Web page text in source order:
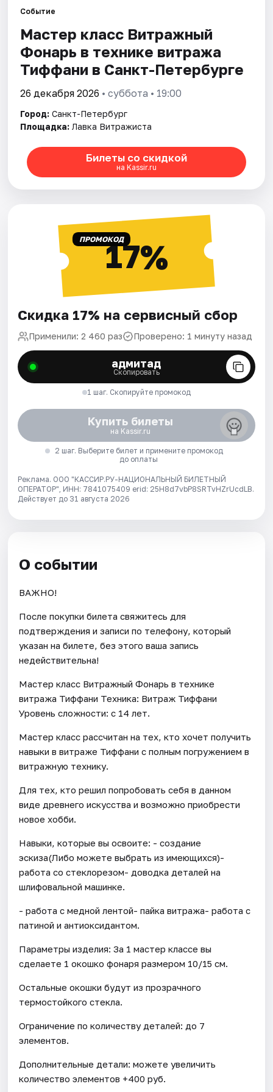
Города
Площадки
Артисты
Рейтинги
Событие
Мастер класс Витражный
Фонарь в технике витража
Тиффани в Санкт-Петербурге
26 декабря 2026 • суббота • 19:00
Город: Санкт-Петербург
Площадка: Лавка Витражиста
Билеты со скидкой
на Kassir.ru
ПРОМОКОД17%
Скидка 17% на сервисный сбор
Применили: 2 460 раз Проверено: 1 минуту назад
адмитад
Скопировать
1 шаг. Скопируйте промокод
Купить билеты
на Kassir.ru
2 шаг. Выберите билет и примените промокод
до оплаты
Реклама. ООО "КАССИР.РУ-НАЦИОНАЛЬНЫЙ БИЛЕТНЫЙ
ОПЕРАТОР", ИНН: 7841075409 erid: 25H8d7vbP8SRTvHZrUcdLB.
Действует до 31 августа 2026
О событии
ВАЖНО!
После покупки билета свяжитесь для
подтверждения и записи по телефону, который
указан на билете, без этого ваша запись
недействительна!
Мастер класс Витражный Фонарь в технике
витража Тиффани Техника: Витраж Тиффани
Уровень сложности: с 14 лет.
Мастер класс рассчитан на тех, кто хочет получить
навыки в витраже Тиффани с полным погружением в
витражную технику.
Для тех, кто решил попробовать себя в данном
виде древнего искусства и возможно приобрести
новое хобби.
Навыки, которые вы освоите: - создание
эскиза(Либо можете выбрать из имеющихся)-
работа со стеклорезом- доводка деталей на
шлифовальной машинке.
- работа с медной лентой- пайка витража- работа с
патиной и антиоксидантом.
Параметры изделия: За 1 мастер классе вы
сделаете 1 окошко фонаря размером 10/15 см.
Остальные окошки будут из прозрачного
термостойкого стекла.
Ограничение по количеству деталей: до 7
элементов.
Дополнительные детали: можете увеличить
количество элементов +400 руб.